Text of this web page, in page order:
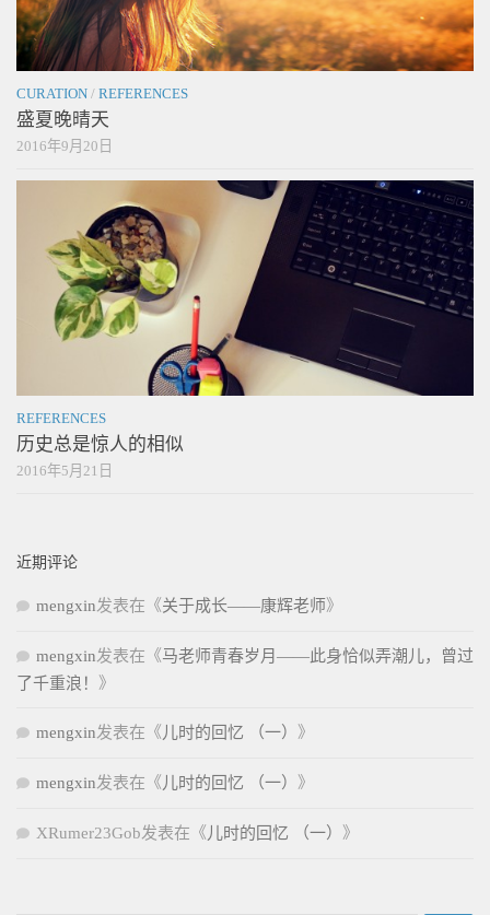
CURATION / REFERENCES
盛夏晚晴天
2016年9月20日
REFERENCES
历史总是惊人的相似
2016年5月21日
近期评论
mengxin发表在《关于成长——康辉老师》
mengxin发表在《马老师青春岁月——此身恰似弄潮儿，曾过
了千重浪！ 》
mengxin发表在《 儿时的回忆 （一） 》
mengxin发表在《 儿时的回忆 （一） 》
XRumer23Gob发表在《 儿时的回忆 （一） 》